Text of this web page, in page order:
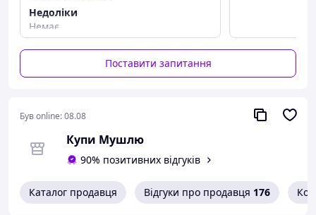
Недоліки
Немає
Поставити запитання
Був online:08.08
Купи Мушлю
90% позитивних відгуків
Каталог продавця Відгуки про продавця 176